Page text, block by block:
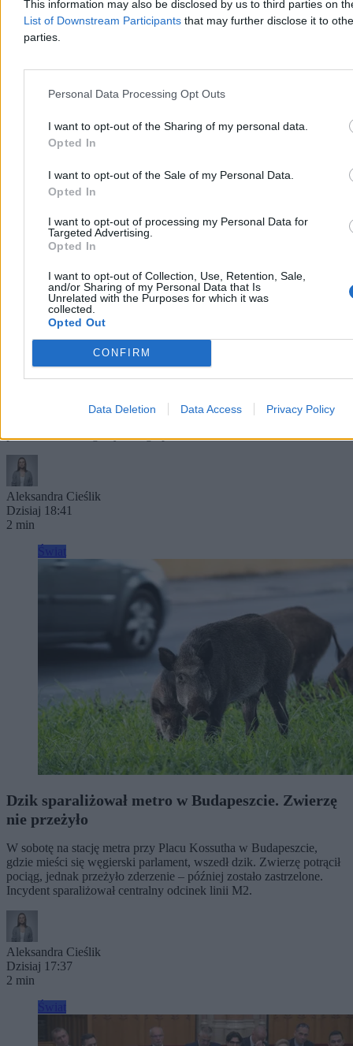
This information may also be disclosed by us to third parties on
List of Downstream Participants that may further disclose it to
parties.
Personal Data Processing Opt Outs
I want to opt-out of the Sharing of my personal data.
Opted In
I want to opt-out of the Sale of my Personal Data.
Opted In
I want to opt-out of processing my Personal Data for
Targeted Advertising.
Opted In
I want to opt-out of Collection, Use, Retention, Sale,
and/or Sharing of my Personal Data that Is
Unrelated with the Purposes for which it was
collected.
Opted Out
CONFIRM
Data Deletion Data Access Privacy Policy
Nie żyje ojciec Messiego. Miał 68 lat
długiej walce z chorobą. Ostatnie miesiące życia spędził na zmianę
Aleksandra Cieślik
Dzisiaj 18:41
2 min
Dzik sparaliżował metro w Budapeszcie. Zwierzę
nie przeżyło
W sobotę na stację metra przy Placu Kossutha w Budapeszcie,
gdzie mieści się węgierski parlament, wszedł dzik. Zwierzę potrącił
pociąg, jednak przeżyło zderzenie – później zostało zastrzelone.
Incydent sparaliżował centralny odcinek linii M2.
Aleksandra Cieślik
Dzisiaj 17:37
2 min